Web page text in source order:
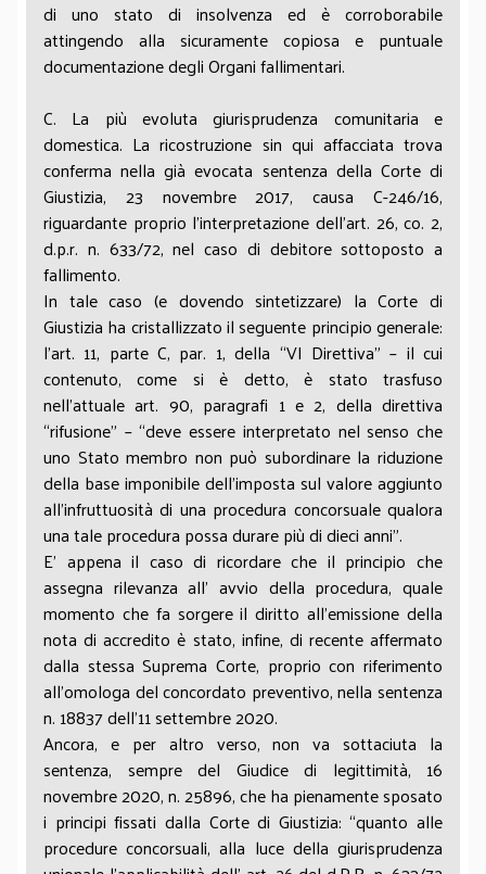
di uno stato di insolvenza ed è corroborabile
attingendo alla sicuramente copiosa e puntuale
documentazione degli Organi fallimentari.
C. La più evoluta giurisprudenza comunitaria e
domestica. La ricostruzione sin qui affacciata trova
conferma nella già evocata sentenza della Corte di
Giustizia, 23 novembre 2017, causa C-246/16,
riguardante proprio l’interpretazione dell’art. 26, co. 2,
d.p.r. n. 633/72, nel caso di debitore sottoposto a
fallimento.
In tale caso (e dovendo sintetizzare) la Corte di
Giustizia ha cristallizzato il seguente principio generale:
l’art. 11, parte C, par. 1, della “VI Direttiva” – il cui
contenuto, come si è detto, è stato trasfuso
nell’attuale art. 90, paragrafi 1 e 2, della direttiva
“rifusione” – “deve essere interpretato nel senso che
uno Stato membro non può subordinare la riduzione
della base imponibile dell’imposta sul valore aggiunto
all’infruttuosità di una procedura concorsuale qualora
una tale procedura possa durare più di dieci anni”.
E’ appena il caso di ricordare che il principio che
assegna rilevanza all’ avvio della procedura, quale
momento che fa sorgere il diritto all’emissione della
nota di accredito è stato, infine, di recente affermato
dalla stessa Suprema Corte, proprio con riferimento
all’omologa del concordato preventivo, nella sentenza
n. 18837 dell’11 settembre 2020.
Ancora, e per altro verso, non va sottaciuta la
sentenza, sempre del Giudice di legittimità, 16
novembre 2020, n. 25896, che ha pienamente sposato
i principi fissati dalla Corte di Giustizia: “quanto alle
procedure concorsuali, alla luce della giurisprudenza